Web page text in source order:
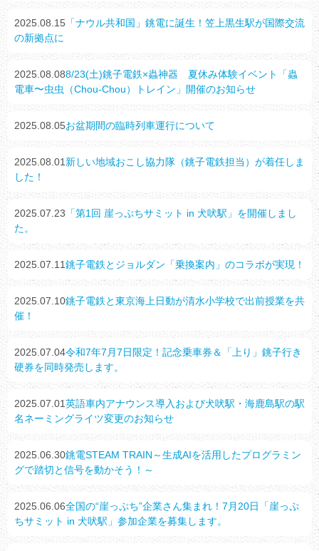
2025.08.15 「ナウル共和国」銚電に誕生！笠上黒生駅が国際交流
の新拠点に
2025.08.088/23(土)銚子電鉄×蟲神器 夏休み体験イベント「蟲
電車〜虫虫（Chou-Chou）トレイン」開催のお知らせ
2025.08.05お盆期間の臨時列車運行について
2025.08.01 新しい地域おこし協力隊（銚子電鉄担当）が着任しま
した！
2025.07.23 「第1回 崖っぷちサミット in 犬吠駅」を開催しまし
た。
2025.07.11銚子電鉄とジョルダン「乗換案内」のコラボが実現！
2025.07.10銚子電鉄と東京海上日動が清水小学校で出前授業を共
催！
2025.07.04令和7年7月7日限定！記念乗車券＆「上り」銚子行き
硬券を同時発売します。
2025.07.01英語車内アナウンス導入および犬吠駅・海鹿島駅の駅
名ネーミングライツ変更のお知らせ
2025.06.30銚電STEAM TRAIN～生成AIを活用したプログラミン
グで踏切と信号を動かそう！～
2025.06.06全国の“崖っぷち”企業さん集まれ！7月20日「崖っぷ
ちサミット in 犬吠駅」参加企業を募集します。